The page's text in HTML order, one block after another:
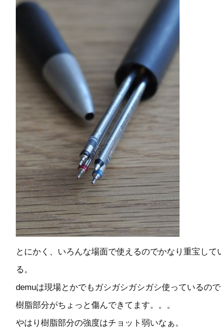
とにかく、いろんな場面で使えるのでかなり重宝して
る。
demuは現場とかでもガシガシガシガシ使っているの
樹脂部分がちょっと傷んできてます。。。
やはり樹脂部分の強度はチョット弱いなぁ。